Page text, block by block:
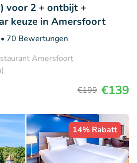
voor 2 + ontbijt +
keuze in Amersfoort
• 70 Bewertungen
Amersfoort
€199 €139
14% Rabatt